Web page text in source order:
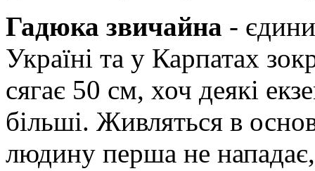
Гадюка звичайна -
Україні та у Карпатах
сягає 50 см, хоч деякі
більші. Живляться в
людину перша не